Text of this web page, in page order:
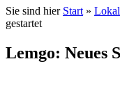
Sie sind hier Start »
gestartet
Lemgo: Neues